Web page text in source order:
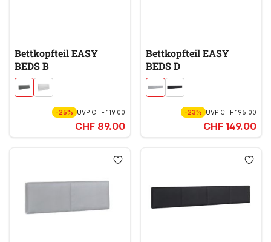
Bettkopfteil EASY
BEDS B
-25% UVP CHF 119.00
CHF 89.00
Bettkopfteil EASY
BEDS D
-23% UVPCHF 195.00
CHF 149.00